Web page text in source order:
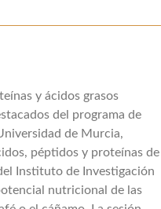
y ácidos grasos
del programa de
de Murcia,
péptidos y proteínas de
Instituto de Investigación
nutricional de las